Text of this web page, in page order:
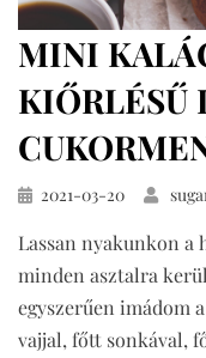
MINI
KIŐRLÉSŰ
Közzétéve
2021-03-20
Lassan nyakunkon a
minden asztalra
egyszerűen imádom
vajjal, főtt sonkával,